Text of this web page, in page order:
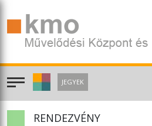
JEGYEK
RENDEZVÉNY